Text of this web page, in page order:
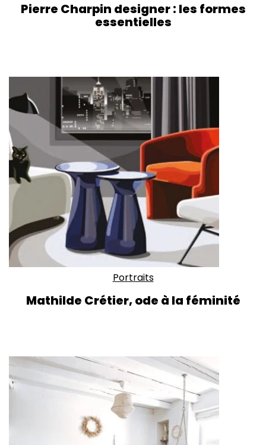
Pierre Charpin designer : les formes
essentielles
Portraits
Mathilde Crétier, ode à la féminité